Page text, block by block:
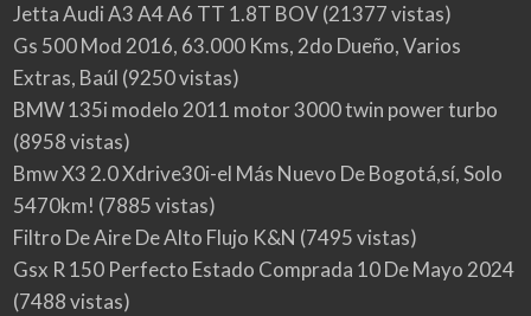
Jetta Audi A3 A4 A6 TT 1.8T BOV(21377 vistas)
Gs 500 Mod 2016, 63.000 Kms, 2do Dueño, Varios
Extras, Baúl (9250 vistas)
BMW 135i modelo 2011 motor 3000 twin power turbo
(8958 vistas)
Bmw X3 2.0 Xdrive30i-el Más Nuevo De Bogotá,sí, Solo
5470km! (7885 vistas)
Filtro De Aire De Alto Flujo K&N (7495 vistas)
Gsx R 150 Perfecto Estado Comprada 10 De Mayo 2024
(7488 vistas)